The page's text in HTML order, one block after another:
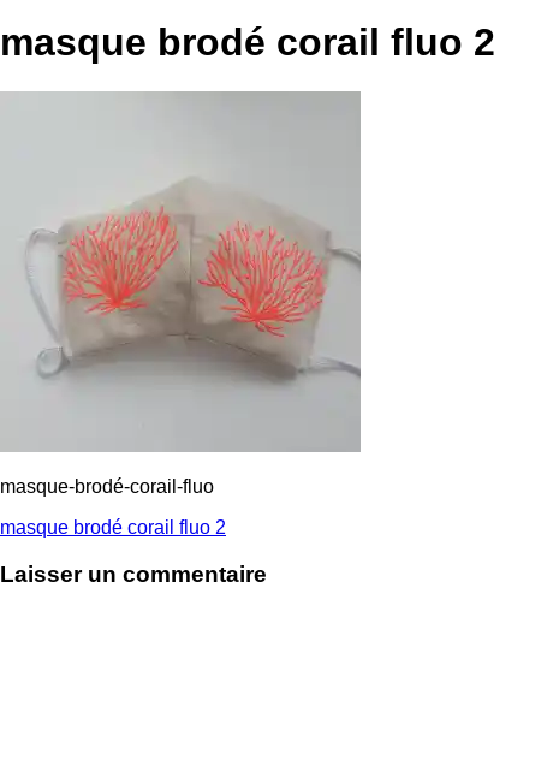
masque brodé corail fluo 2
masque-brodé-corail-fluo
Navigation
de
masque brodé corail fluo 2
Laisser un commentaire